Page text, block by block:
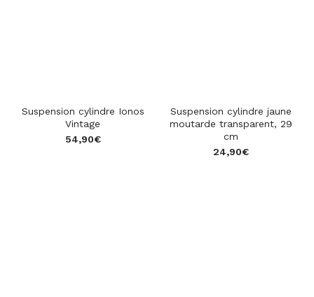
Suspension cylindre Ionos
Vintage
54,90€
Suspension cylindre jaune
moutarde transparent, 29
cm
24,90€